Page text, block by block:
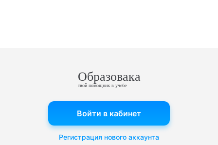
Образовака
твой помощник в учебе
Войти в кабинет
Регистрация нового аккаунта